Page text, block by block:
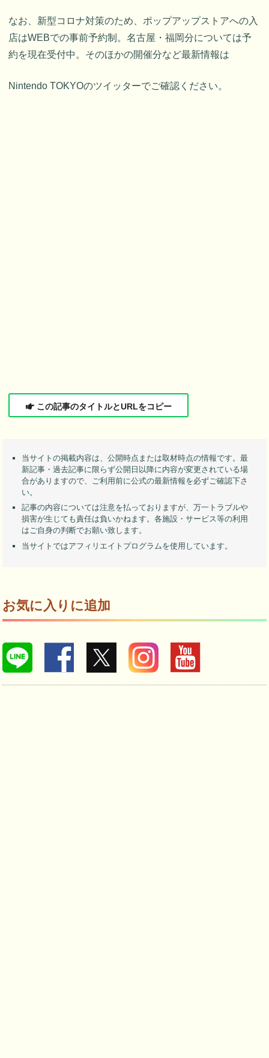
なお、新型コロナ対策のため、ポップアップストアへの入
店はWEBでの事前予約制。名古屋・福岡分については予
約を現在受付中。そのほかの開催分など最新情報は
Nintendo TOKYOのツイッターでご確認ください。
この記事のタイトルとURLをコピー
当サイトの掲載内容は、公開時点または取材時点の情報です。最
新記事・過去記事に限らず公開日以降に内容が変更されている場
合がありますので、ご利用前に公式の最新情報を必ずご確認下さ
い。
記事の内容については注意を払っておりますが、万一トラブルや
損害が生じても責任は負いかねます。各施設・サービス等の利用
はご自身の判断でお願い致します。
当サイトではアフィリエイトプログラムを使用しています。
お気に入りに追加